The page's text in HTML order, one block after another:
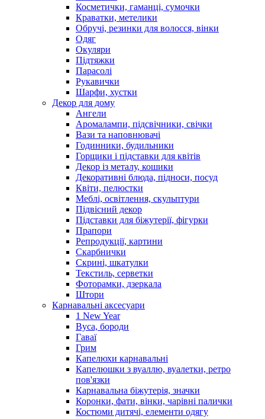
Косметички, гаманці, сумочки
Краватки, метелики
Обручі, резинки для волосся, вінки
Одяг
Окуляри
Підтяжки
Парасолі
Рукавички
Шарфи, хустки
Декор для дому
Ангели
Аромалампи, підсвічники, свічки
Вази та наповнювачі
Годинники, будильники
Горщики і підставки для квітів
Декор із металу, кошики
Декоративні блюда, підноси, посуд
Квіти, пелюстки
Меблі, освітлення, скульптури
Підвісний декор
Підставки для біжутерії, фігурки
Прапори
Репродукції, картини
Скарбнички
Скрині, шкатулки
Текстиль, серветки
Фоторамки, дзеркала
Штори
Карнавальні аксесуари
1 New Year
Вуса, бороди
Гаваї
Грим
Капелюхи карнавальні
Капелюшки з вуаллю, вуалетки, ретро
пов'язки
Карнавальна біжутерія, значки
Коронки, фати, вінки, чарівні палички
Костюми дитячі, елементи одягу